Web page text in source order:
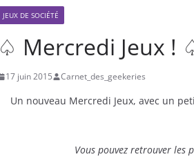
JEUX DE SOCIÉTÉ
♤ Mercredi Jeux !
17 juin 2015 Carnet_des_geekeries
Un nouveau Mercredi Jeux, avec un
Vous pouvez retrouver les